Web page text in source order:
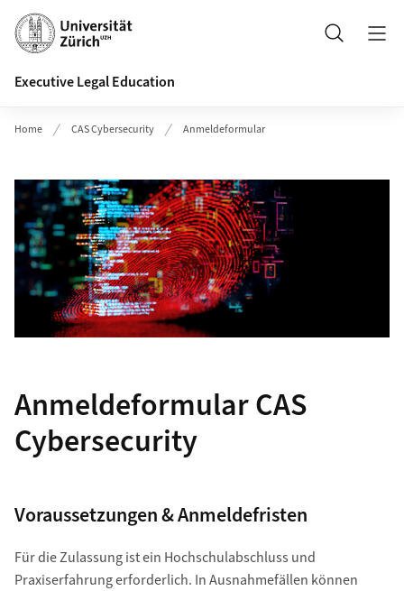
Header
Suche
Executive Legal Education
Home CAS Cybersecurity Anmeldeformular
Anmeldeformular CAS
Cybersecurity
Voraussetzungen & Anmeldefristen
Für die Zulassung ist ein Hochschulabschluss und
Praxiserfahrung erforderlich. In Ausnahmefällen können